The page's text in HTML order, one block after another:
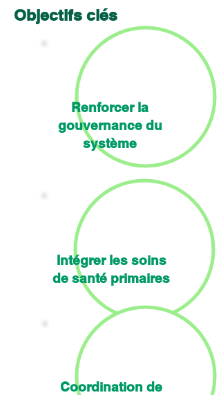
Objectifs clés
Renforcer la
gouvernance du
système
Intégrer les soins
de santé primaires
Coordination de